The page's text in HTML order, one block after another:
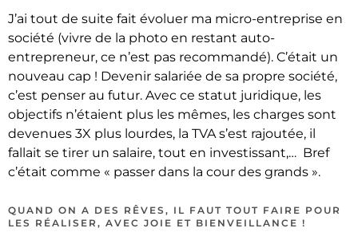
J’ai tout de suite fait évoluer ma micro-entreprise en
société (vivre de la photo en restant auto-
entrepreneur, ce n’est pas recommandé). C’était un
nouveau cap ! Devenir salariée de sa propre société,
c’est penser au futur. Avec ce statut juridique, les
objectifs n’étaient plus les mêmes, les charges sont
devenues 3X plus lourdes, la TVA s’est rajoutée, il
fallait se tirer un salaire, tout en investissant,… Bref
c’était comme « passer dans la cour des grands ».
QUAND ON A DES RÊVES, IL FAUT TOUT FAIRE POUR
LES RÉALISER, AVEC JOIE ET BIENVEILLANCE !